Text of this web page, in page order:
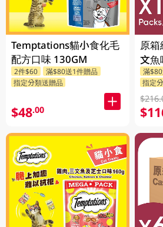
Temptations貓小食化毛
配方口味 130GM
2件$60
滿$80送1件贈品
指定分類送贈品
$48.00
原
文魚
滿
指定